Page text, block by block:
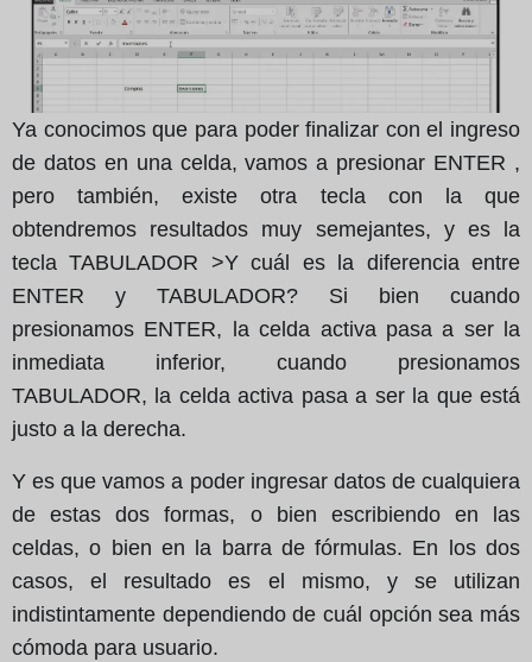
Ya conocimos que para poder finalizar con el ingreso
de datos en una celda, vamos a presionar ENTER ,
pero también, existe otra tecla con la que
obtendremos resultados muy semejantes, y es la
tecla TABULADOR >Y cuál es la diferencia entre
ENTER y TABULADOR? Si bien cuando
presionamos ENTER, la celda activa pasa a ser la
inmediata inferior, cuando presionamos
TABULADOR, la celda activa pasa a ser la que está
justo a la derecha.
Y es que vamos a poder ingresar datos de cualquiera
de estas dos formas, o bien escribiendo en las
celdas, o bien en la barra de fórmulas. En los dos
casos, el resultado es el mismo, y se utilizan
indistintamente dependiendo de cuál opción sea más
cómoda para usuario.